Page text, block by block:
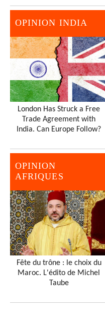
OPINION INDIA
London Has Struck a Free
Trade Agreement with
India. Can Europe Follow?
OPINION
AFRIQUES
Fête du trône : le choix du
Maroc. L'édito de Michel
Taube